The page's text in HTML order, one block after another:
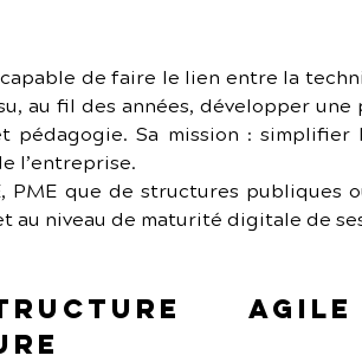
de faire le lien entre la
au fil des années, développer
pédagogie. Sa mission :
l’entreprise.
que de structures publiques
au niveau de maturité digitale de